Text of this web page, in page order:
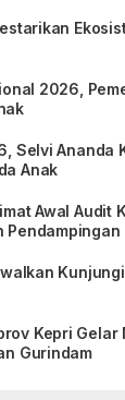
2026,
Selvi Ananda
Anak
Awal Audit
Pendampingan
Kepri Gelar
Gurindam